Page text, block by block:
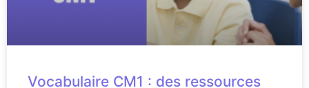
Vocabulaire CM1 : des ressources